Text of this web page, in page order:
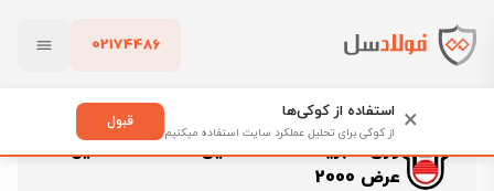
02174486
پاک کردن
فولادسل
ورق فابریک A283 اکسین ضخامت 40 میل عرض 2000
ورق فابریک A283 اکسین ضخامت 40 میل
عرض 2000
× استفاده از کوکی‌ها
از کوکی برای تحلیل عملکرد سایت استفاده میکنیم
قبول